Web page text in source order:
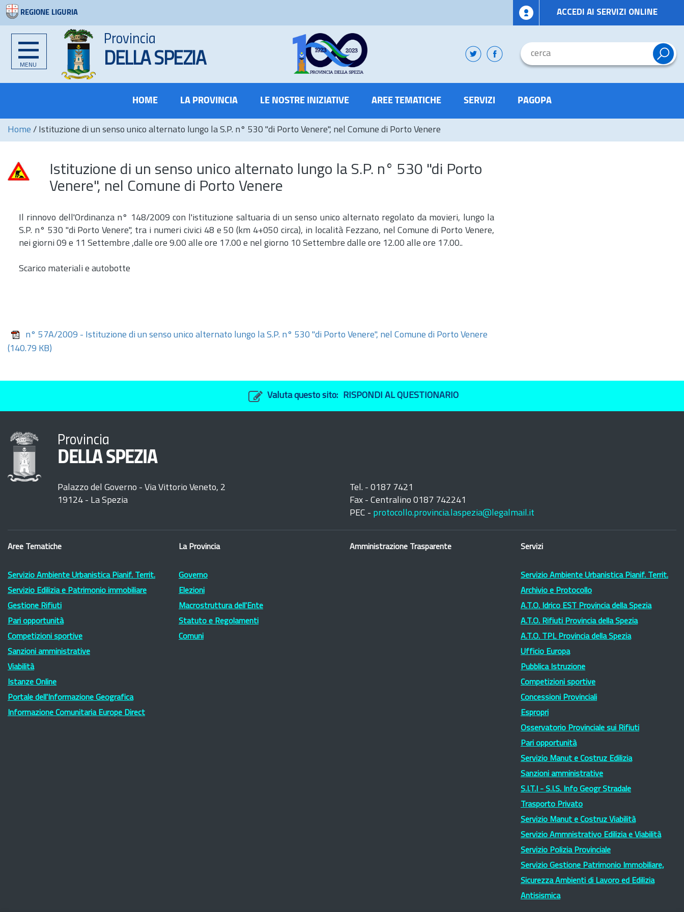
REGIONE LIGURIA ACCEDI AI SERVIZI ONLINE
MENU
Provincia
DELLA SPEZIA
HOME LA PROVINCIA LE NOSTRE INIZIATIVE AREE TEMATICHE SERVIZI PAGOPA
Home / Istituzione di un senso unico alternato lungo la S.P. n° 530 "di Porto Venere", nel Comune di Porto Venere
Istituzione di un senso unico alternato lungo la S.P. n° 530 "di Porto
Venere", nel Comune di Porto Venere
Il rinnovo dell'Ordinanza n° 148/2009 con l'istituzione saltuaria di un senso unico alternato regolato da movieri, lungo la
S.P. n° 530 "di Porto Venere", tra i numeri civici 48 e 50 (km 4+050 circa), in località Fezzano, nel Comune di Porto Venere,
nei giorni 09 e 11 Settembre ,dalle ore 9.00 alle ore 17.00 e nel giorno 10 Settembre dalle ore 12.00 alle ore 17.00..
Scarico materiali e autobotte
n° 57A/2009 - Istituzione di un senso unico alternato lungo la S.P. n° 530 "di Porto Venere", nel Comune di Porto Venere
(140.79 KB)
Valuta questo sito: RISPONDI AL QUESTIONARIO
Provincia
DELLA SPEZIA
Palazzo del Governo - Via Vittorio Veneto, 2
19124 - La Spezia
Tel. - 0187 7421
Fax - Centralino 0187 742241
PEC - protocollo.provincia.laspezia@legalmail.it
Aree Tematiche
Servizio Ambiente Urbanistica Pianif. Territ.
Servizio Edilizia e Patrimonio immobiliare
Gestione Rifiuti
Pari opportunità
Competizioni sportive
Sanzioni amministrative
Viabilità
Istanze Online
Portale dell'Informazione Geografica
Informazione Comunitaria Europe Direct
La Provincia
Governo
Elezioni
Macrostruttura dell'Ente
Statuto e Regolamenti
Comuni
Amministrazione Trasparente Servizi
Servizio Ambiente Urbanistica Pianif. Territ.
Archivio e Protocollo
A.T.O. Idrico EST Provincia della Spezia
A.T.O. Rifiuti Provincia della Spezia
A.T.O. TPL Provincia della Spezia
Ufficio Europa
Pubblica Istruzione
Competizioni sportive
Concessioni Provinciali
Espropri
Osservatorio Provinciale sui Rifiuti
Pari opportunità
Servizio Manut e Costruz Edilizia
Sanzioni amministrative
S.I.T.I - S.I.S. Info Geogr Stradale
Trasporto Privato
Servizio Manut e Costruz Viabilità
Servizio Ammnistrativo Edilizia e Viabilità
Servizio Polizia Provinciale
Servizio Gestione Patrimonio Immobiliare,
Sicurezza Ambienti di Lavoro ed Edilizia
Antisismica